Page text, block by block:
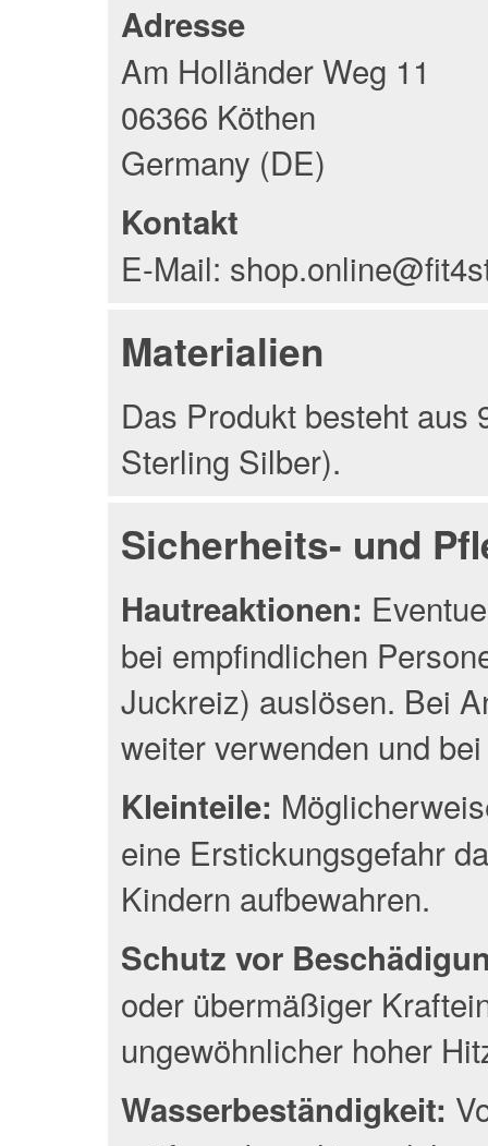
Adresse
Am Holländer Weg 11
06366 Köthen
Germany (DE)
Kontakt
E-Mail:
Materialien
Das Produkt besteht aus
Sterling Silber).
Sicherheits- und
Hautreaktionen:
bei empfindlichen
Juckreiz) auslösen. Bei
weiter verwenden und
Kleinteile:
eine Erstickungsgefahr
Kindern aufbewahren.
Schutz vor
oder übermäßiger
ungewöhnlicher hoher
Wasserbeständigkeit: